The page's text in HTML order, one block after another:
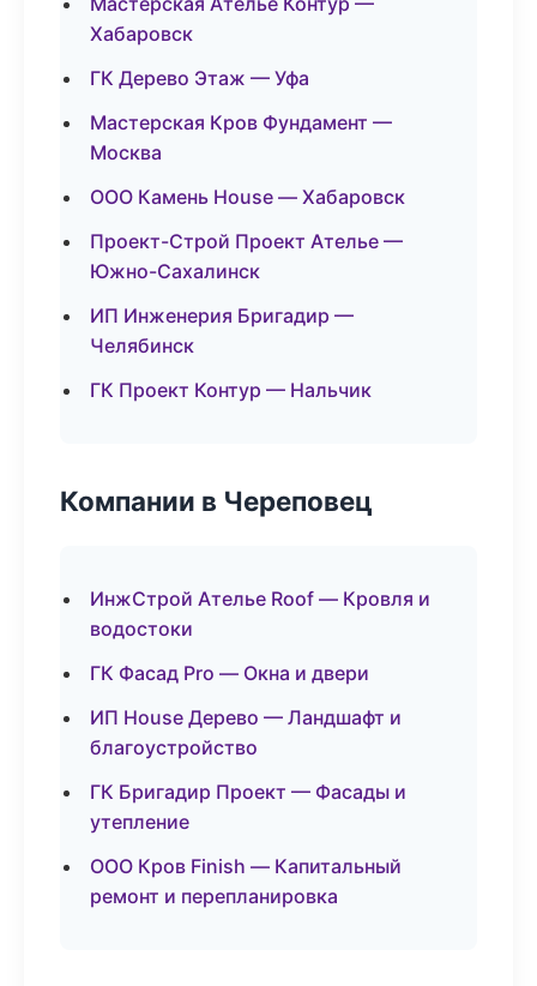
Хабаровск
ГК Дерево Этаж — Уфа
Мастерская Кров Фундамент —
Москва
ООО Камень House — Хабаровск
Проект-Строй Проект Ателье —
Южно-Сахалинск
ИП Инженерия Бригадир —
Челябинск
ГК Проект Контур — Нальчик
Компании в Череповец
ИнжСтрой Ателье Roof — Кровля и
водостоки
ГК Фасад Pro — Окна и двери
ИП House Дерево — Ландшафт и
благоустройство
ГК Бригадир Проект — Фасады и
утепление
ООО Кров Finish — Капитальный
ремонт и перепланировка